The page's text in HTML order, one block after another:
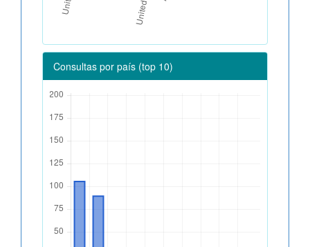
Consultas por país (top 10)